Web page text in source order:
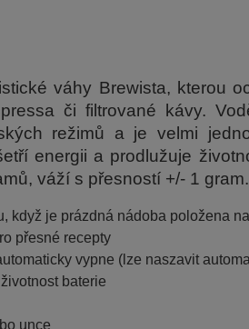
váhy Brewista, kterou
či filtrované kávy.
režimů a je velmi
energii a prodlužuje
váží s přesností +/- 1 gram.
když je prázdná nádoba položena
přesné recepty
vypne (lze naszavit
baterie
unce